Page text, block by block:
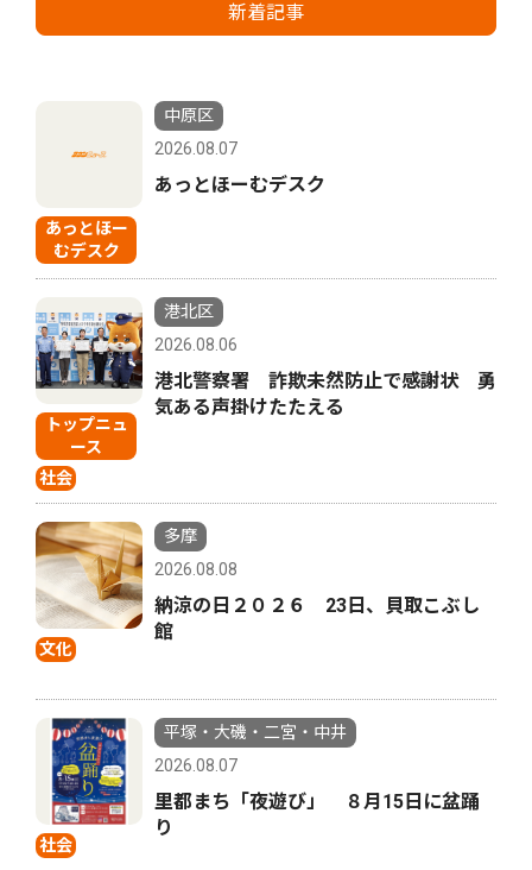
新着記事
あっとほー
むデスク
中原区
2026.08.07
あっとほーむデスク
トップニュ
ース
社会
港北区
2026.08.06
港北警察署 詐欺未然防止で感謝状 勇
気ある声掛けたたえる
文化
多摩
2026.08.08
納涼の日２０２６ 23日、貝取こぶし
館
社会
平塚・大磯・二宮・中井
2026.08.07
里都まち「夜遊び」 ８月15日に盆踊
り